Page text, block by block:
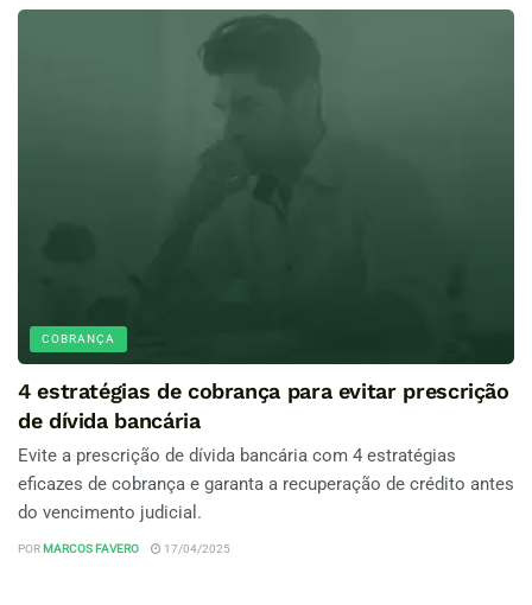
COBRANÇA
4 estratégias de cobrança para evitar prescrição
de dívida bancária
Evite a prescrição de dívida bancária com 4 estratégias
eficazes de cobrança e garanta a recuperação de crédito antes
do vencimento judicial.
POR MARCOS FAVERO 17/04/2025